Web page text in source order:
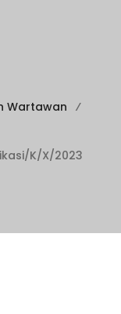
Wartawan
K/X/2023